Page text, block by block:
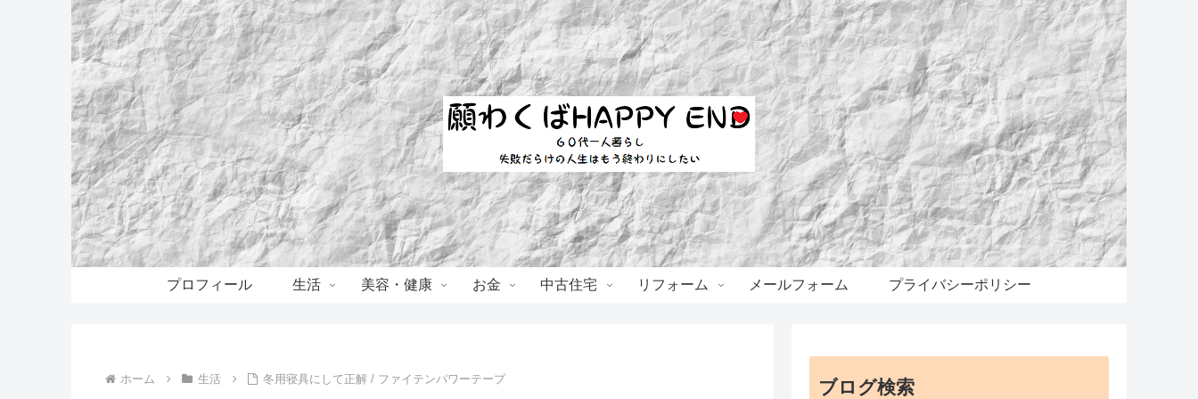
プロフィール 生活 美容・健康 お金 中古住宅 リフォーム メールフォーム プライバシーポリシー
ホーム 生活 冬用寝具にして正解 / ファイテンパワーテープ ブログ検索